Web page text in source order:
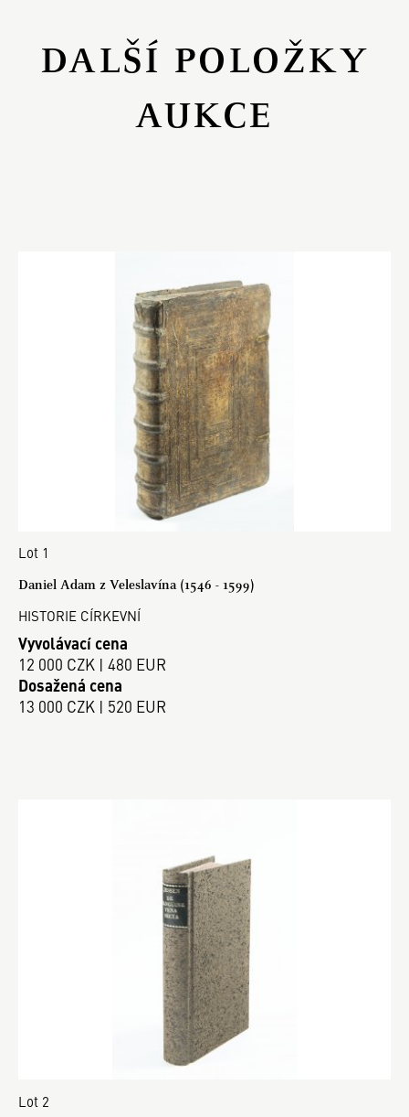
DALŠÍ POLOŽKY
AUKCE
Lot 1
Daniel Adam z Veleslavína (1546 - 1599)
HISTORIE CÍRKEVNÍ
Vyvolávací cena
12 000 CZK | 480 EUR
Dosažená cena
13 000 CZK | 520 EUR
Lot 2